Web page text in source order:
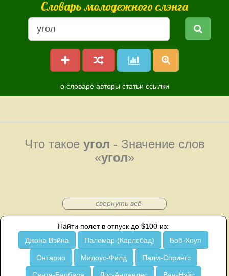
Словарь молодежного слэнга
о словаре авторы статьи ссылки
Что такое угол - Значение слов
«угол»
свернуть всё
Найти полет в отпуск до $100 из:
Джона Вэйна
Паломар (Карлсбад) Боб-Хоуп
Онтарио Мидоус-Филд Палм-Спрингс